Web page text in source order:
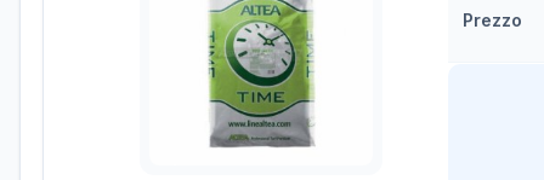
Prezzo